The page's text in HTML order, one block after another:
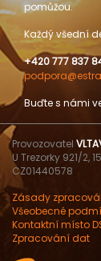
pomůžou.
Každý všední
+420 777 837
Buďte s námi
Provozovatel
U Trezorky 921/2,
CZ01440578
Zásady
Všeobecné
Kontaktní místo
Zpracování dat